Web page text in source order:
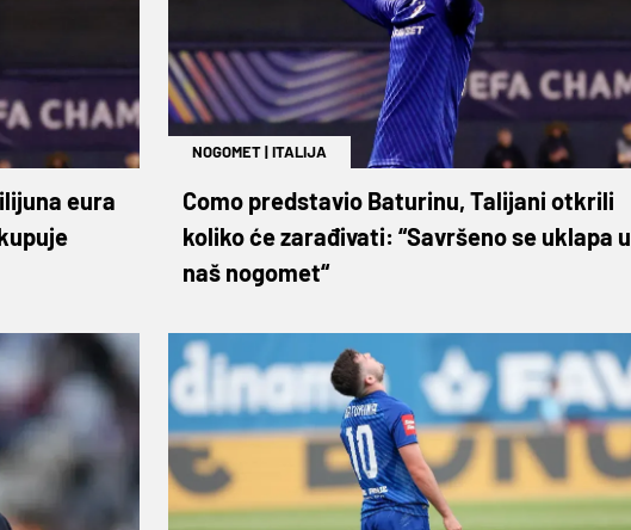
eura
NOGOMET|ITALIJA
Como predstavio Baturinu, Talijani otkrili
koliko će zarađivati: “Savršeno se uklapa u
naš nogomet“